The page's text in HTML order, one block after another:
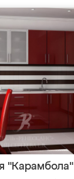
"Карамбола"